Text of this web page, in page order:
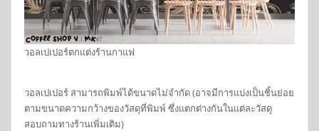
วอลเปเปอร์ตกแต่งร้านกาแฟ
วอลเปเปอร์ สามารถพิมพ์ได้ขนาดไม่จำกัด (อาจมีการแบ่งเป็นชิ้นย่อย
ตามขนาดความกว้างของวัสดุที่พิมพ์ ซึ่งแตกต่างกันในแต่ละวัสดุ
สอบถามทางร้านเพิ่มเติม)